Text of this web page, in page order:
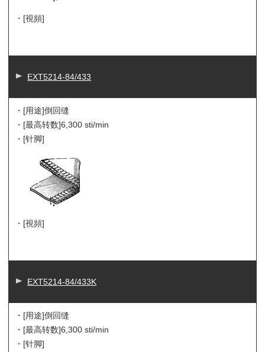
・[視頻]
EXT5214-84/433
・[用途]倒回缝
・[最高转数]6,300 sti/min
・[针脚]
・[視頻]
EXT5214-84/433K
・[用途]倒回缝
・[最高转数]6,300 sti/min
・[针脚]